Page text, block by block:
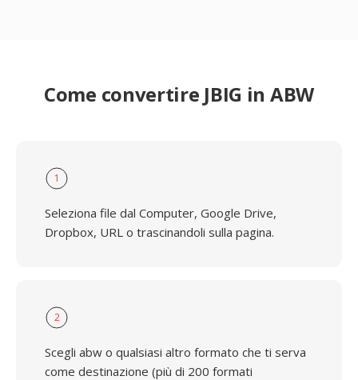
Come convertire JBIG in ABW
1
Seleziona file dal Computer, Google Drive,
Dropbox, URL o trascinandoli sulla pagina.
2
Scegli abw o qualsiasi altro formato che ti serva
come destinazione (più di 200 formati